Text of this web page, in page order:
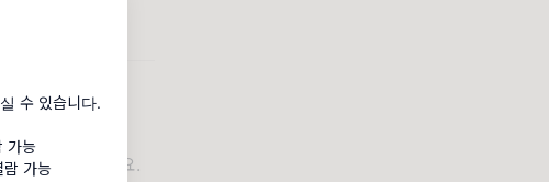
수 있습니다.
가능
가능
을 알 수 있어요.